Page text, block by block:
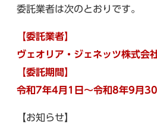
委託業者は次のとおりです。
【委託業者】
ヴェオリア・ジェネッツ株式
【委託期間】
令和7年4月1日～令和8年9月30
【お知らせ】